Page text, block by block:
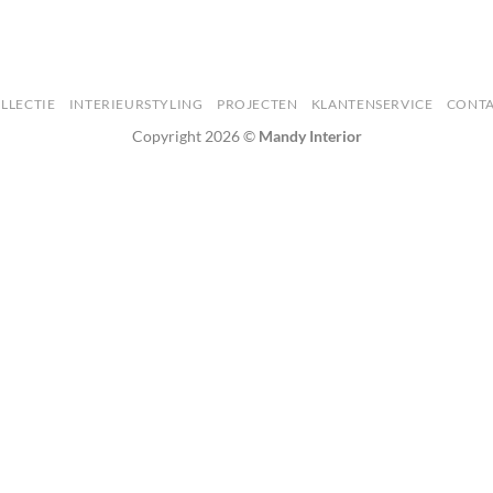
INTERIEURSTYLING PROJECTEN KLANTENSERVICE
Copyright 2026 © Mandy Interior